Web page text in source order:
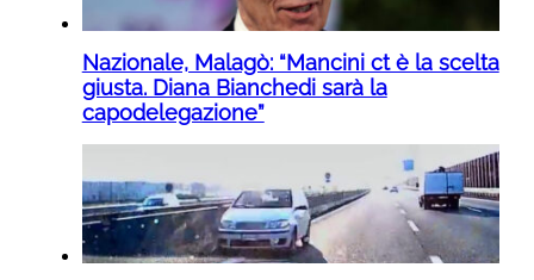
Nazionale, Malagò: “Mancini ct è la scelta
giusta. Diana Bianchedi sarà la
capodelegazione”